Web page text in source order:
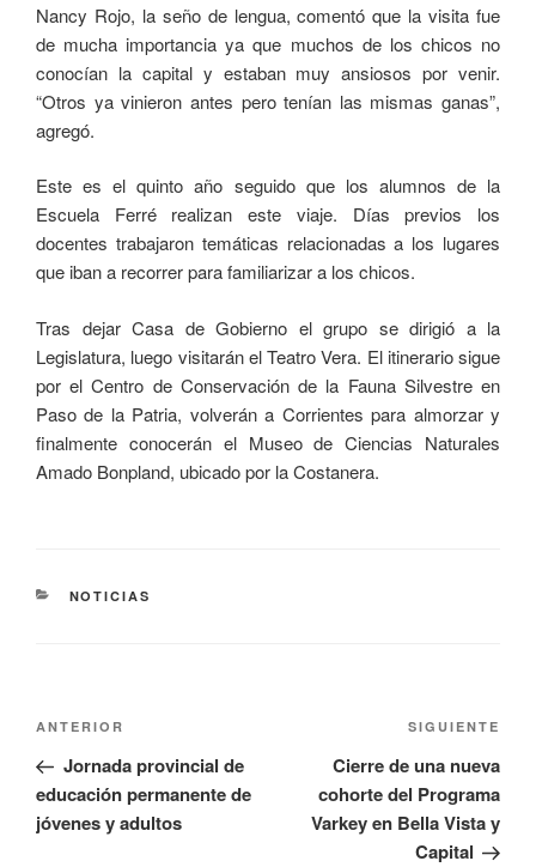
Nancy Rojo, la seño de lengua, comentó que la visita fue
de mucha importancia ya que muchos de los chicos no
conocían la capital y estaban muy ansiosos por venir.
“Otros ya vinieron antes pero tenían las mismas ganas”,
agregó.
Este es el quinto año seguido que los alumnos de la
Escuela Ferré realizan este viaje. Días previos los
docentes trabajaron temáticas relacionadas a los lugares
que iban a recorrer para familiarizar a los chicos.
Tras dejar Casa de Gobierno el grupo se dirigió a la
Legislatura, luego visitarán el Teatro Vera. El itinerario sigue
por el Centro de Conservación de la Fauna Silvestre en
Paso de la Patria, volverán a Corrientes para almorzar y
finalmente conocerán el Museo de Ciencias Naturales
Amado Bonpland, ubicado por la Costanera.
NOTICIAS
ANTERIOR
Jornada provincial de
educación permanente de
jóvenes y adultos
SIGUIENTE
Cierre de una nueva
cohorte del Programa
Varkey en Bella Vista y
Capital